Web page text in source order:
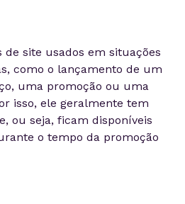
site usados em situações
como o lançamento de um
uma promoção ou uma
isso, ele geralmente tem
ou seja, ficam disponíveis
o tempo da promoção